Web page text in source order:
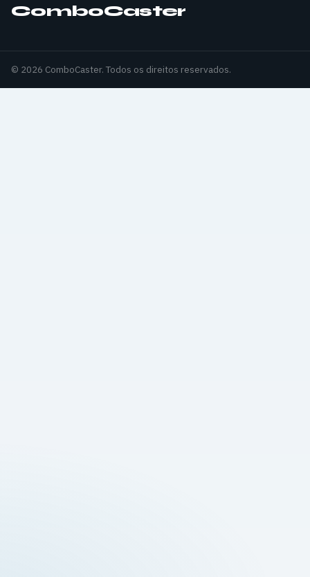
ComboCaster
© 2026 ComboCaster. Todos os direitos reservados.